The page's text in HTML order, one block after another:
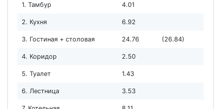
1. Тамбур 4.01
2. Кухня 6.92
3. Гостиная + столовая 24.76 (26.84)
4. Коридор 2.50
5. Туалет 1.43
6. Лестница 3.53